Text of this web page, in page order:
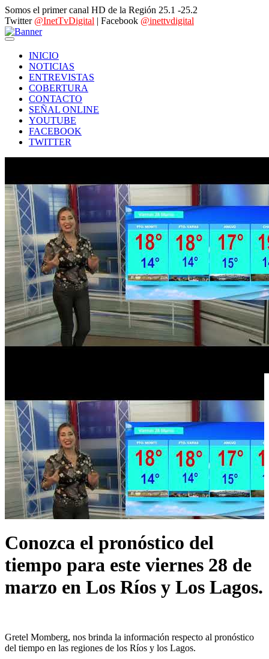
Somos el primer canal HD de la Región 25.1 -25.2
Twitter @InetTvDigital | Facebook @inettvdigital
INICIO
NOTICIAS
ENTREVISTAS
COBERTURA
CONTACTO
SEÑAL ONLINE
YOUTUBE
FACEBOOK
TWITTER
Conozca el pronóstico del
tiempo para este viernes 28 de
marzo en Los Ríos y Los Lagos.
Gretel Momberg, nos brinda la información respecto al pronóstico
del tiempo en las regiones de los Ríos y los Lagos.